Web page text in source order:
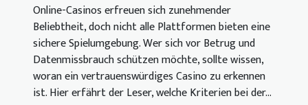
Online-Casinos erfreuen sich zunehmender
Beliebtheit, doch nicht alle Plattformen bieten eine
sichere Spielumgebung. Wer sich vor Betrug und
Datenmissbrauch schützen möchte, sollte wissen,
woran ein vertrauenswürdiges Casino zu erkennen
ist. Hier erfährt der Leser, welche Kriterien bei der...